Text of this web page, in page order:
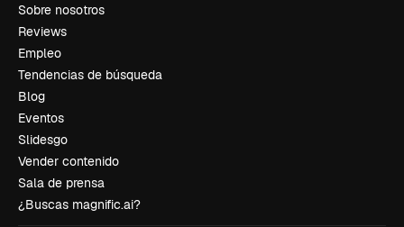
Sobre nosotros
Reviews
Empleo
Tendencias de búsqueda
Blog
Eventos
Slidesgo
Vender contenido
Sala de prensa
¿Buscas magnific.ai?